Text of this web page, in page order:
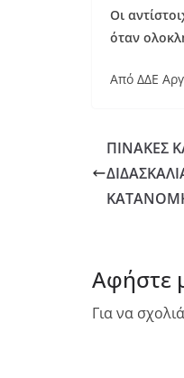
Οι
όταν
Από ΔΔΕ
ΠΙΝΑΚΕΣ
Αφήστε
Για να